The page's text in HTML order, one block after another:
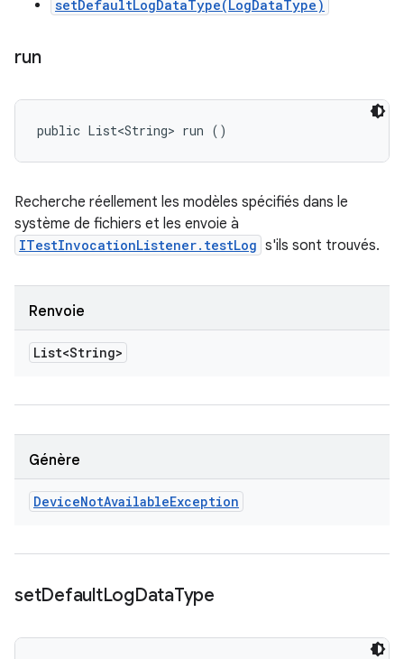
setDefaultLogDataType(LogDataType)
run
public List<String> run ()
Recherche réellement les modèles spécifiés dans le
système de fichiers et les envoie à
ITestInvocationListener.testLog s'ils sont trouvés.
Renvoie
List<String>
Génère
DeviceNotAvailableException
setDefaultLogDataType